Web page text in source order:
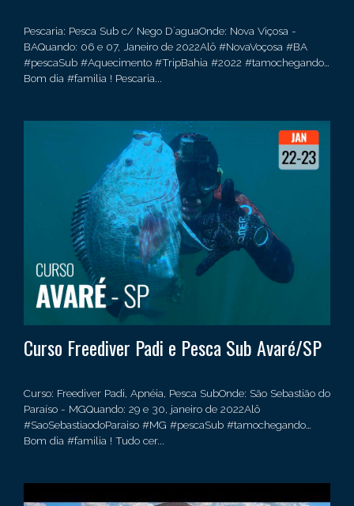
Pescaria: Pesca Sub c/ Nego D´aguaOnde: Nova Viçosa -
BAQuando: 06 e 07, Janeiro de 2022Alô #NovaVoçosa #BA
#pescaSub #Aquecimento #TripBahia #2022 #tamochegando…
Bom dia #familia ! Pescaria...
Curso Freediver Padi e Pesca Sub Avaré/SP
Curso: Freediver Padi, Apnéia, Pesca SubOnde: São Sebastião do
Paraíso - MGQuando: 29 e 30, janeiro de 2022Alô
#SaoSebastiaodoParaiso #MG #pescaSub #tamochegando…
Bom dia #familia ! Tudo cer...